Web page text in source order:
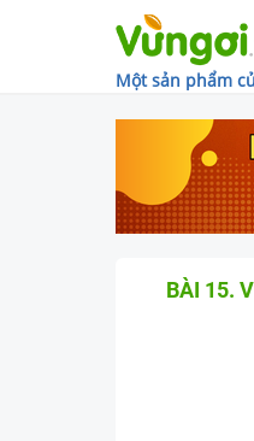
Một sản phẩm
BÀI 15.